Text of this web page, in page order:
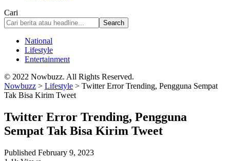
Cari
National
Lifestyle
Entertainment
© 2022 Nowbuzz. All Rights Reserved.
Nowbuzz > Lifestyle > Twitter Error Trending, Pengguna Sempat
Tak Bisa Kirim Tweet
Twitter Error Trending, Pengguna
Sempat Tak Bisa Kirim Tweet
Published February 9, 2023